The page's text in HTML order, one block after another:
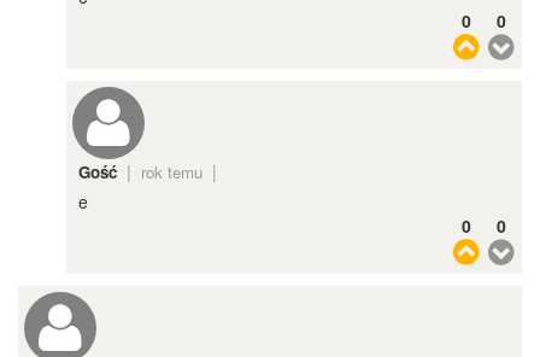
0
0
Gość | rok temu |
e
0
0